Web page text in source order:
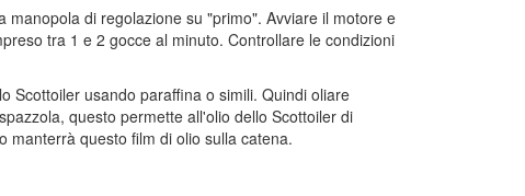
manopola di regolazione su "primo". Avviare il motore e
tra 1 e 2 gocce al minuto. Controllare le condizioni
Scottoiler usando paraffina o simili. Quindi oliare
questo permette all'olio dello Scottoiler di
manterrà questo film di olio sulla catena.